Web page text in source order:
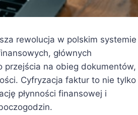
rewolucja w polskim systemie
głównych
przejścia na obieg dokumentów,
Cyfryzacja faktur to nie tylko
płynności finansowej i